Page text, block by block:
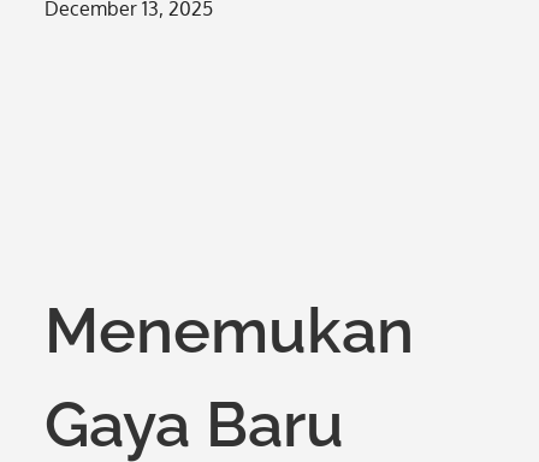
Posted
December 13, 2025
Menemukan
Gaya Baru